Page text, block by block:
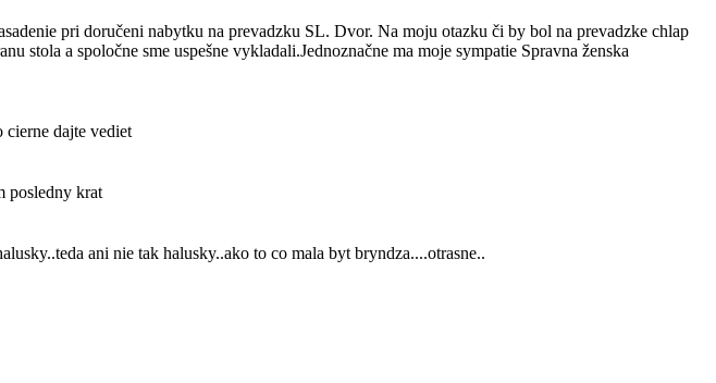
pri doručeni nabytku na prevadzku SL. Dvor. Na moju otazku či by bol na prevadzke chlap
stola a spoločne sme uspešne vykladali.Jednoznačne ma moje sympatie Spravna ženska
dajte vediet
posledny krat
ani nie tak halusky..ako to co mala byt bryndza....otrasne..